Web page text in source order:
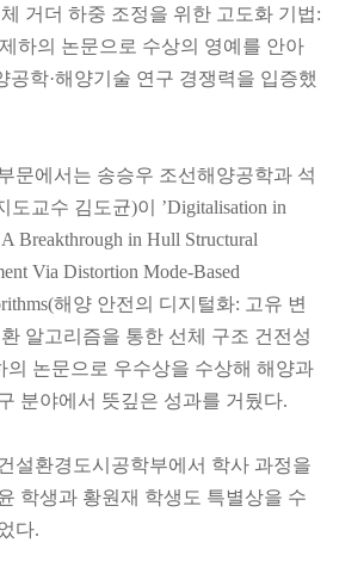
체 거더 하중 조정을 위한 고도화 기법:
하의 논문으로 수상의 영예를 안아
공학·해양기술 연구 경쟁력을 입증했
문에서는 송승우 조선해양공학과 석
도교수 김도균)이 ’Digitalisation in
Breakthrough in Hull Structural
Via Distortion Mode-Based
해양 안전의 디지털화: 고유 변
알고리즘을 통한 선체 구조 건전성
의 논문으로 우수상을 수상해 해양과
분야에서 뜻깊은 성과를 거뒀다.
설환경도시공학부에서 학사 과정을
학생과 황원재 학생도 특별상을 수
다.